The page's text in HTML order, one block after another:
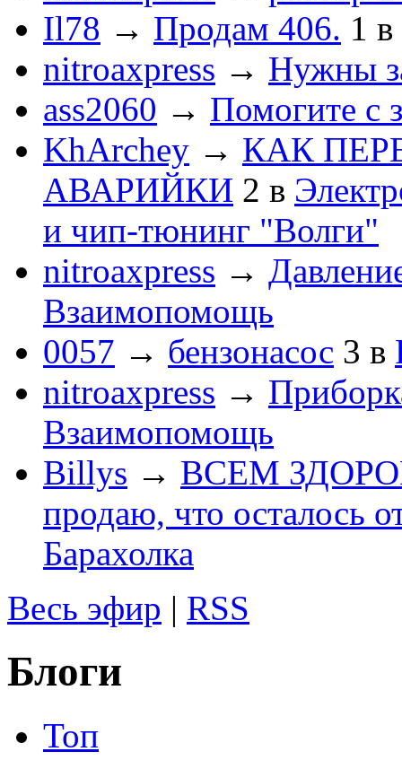
Il78 → Продам 406. 1 в
nitroaxpress → Нужны
ass2060 → Помогите с
KhArchey → КАК
АВАРИЙКИ 2 в
и чип-тюнинг "Волги"
nitroaxpress →
Взаимопомощь
0057 → бензонасос 3 в
nitroaxpress →
Взаимопомощь
Billys → ВСЕМ
продаю, что осталось
Барахолка
Весь эфир | RSS
Блоги
Топ